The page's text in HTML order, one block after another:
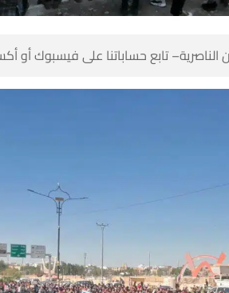
تابع حساباتنا على فيسبوك أو